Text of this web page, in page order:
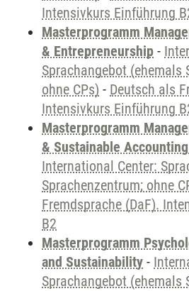
Intensivkurs Einführung
Masterprogramm
& Entrepreneurship -
Sprachangebot (ehemals
ohne CPs) - Deutsch als
Intensivkurs Einführung
Masterprogramm
& Sustainable
International Center:
Sprachenzentrum; ohne
Fremdsprache (DaF).
B2
Masterprogramm
and Sustainability -
Sprachangebot (ehemals